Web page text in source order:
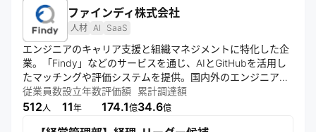
ファインディ株式会社
人材 AI SaaS
エンジニアのキャリア支援と組織マネジメントに特化した企
業。「Findy」などのサービスを通じ、AIとGitHubを活用し
たマッチングや評価システムを提供。国内外のエンジニア人
材データベースを構築し、転職・副業支援や採用支援を行
う。エンジニアのエンパワーメントを通じて技術立国の復活
従業員数
512人
設立年数
11年
評価額
174.1億
累計調達額
34.6億